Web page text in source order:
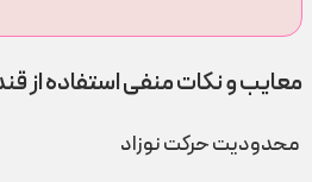
معایب و نکات منفی استفاده از
محدودیت حرکت نوزاد